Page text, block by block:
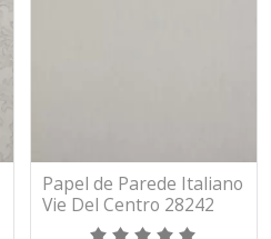
Papel de Parede Italiano
Vie Del Centro 28242
Vinílico Lavável